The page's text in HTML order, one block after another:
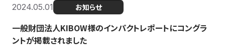
2024.05.01 お知らせ
一般財団法人KIBOW様のインパクトレポートにコングラ
ントが掲載されました